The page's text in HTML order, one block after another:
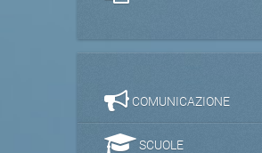
COMUNICAZIONE
SCUOLE